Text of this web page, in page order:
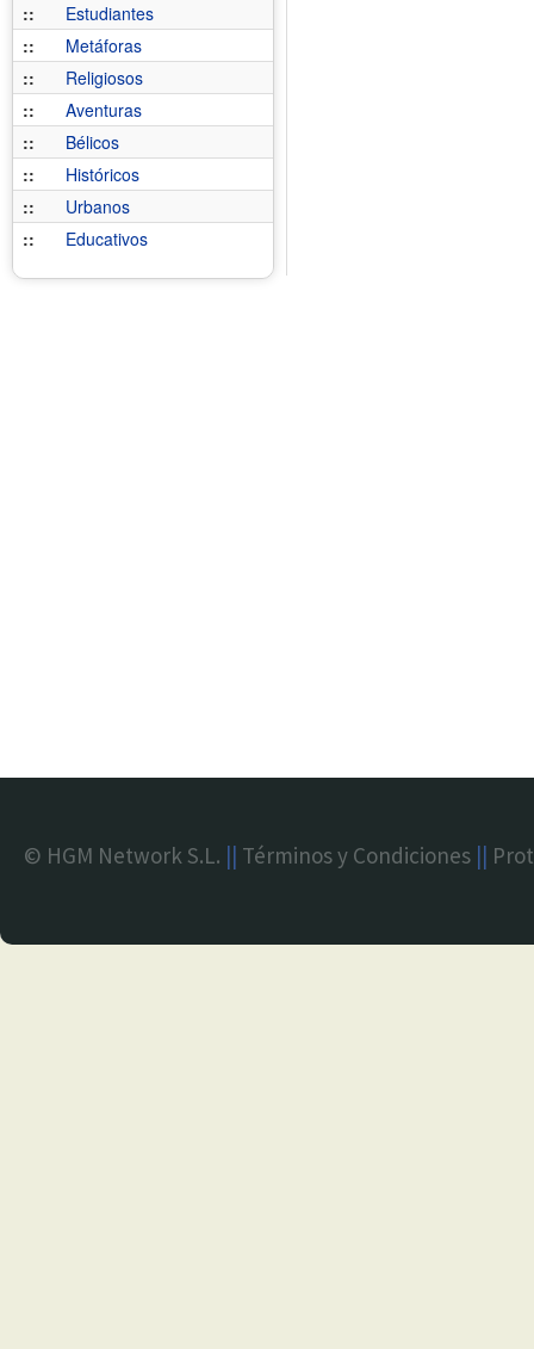
::
Estudiantes
::
Metáforas
::
Religiosos
::
Aventuras
::
Bélicos
::
Históricos
::
Urbanos
::
Educativos
© HGM Network S.L. || Términos y Condiciones ||